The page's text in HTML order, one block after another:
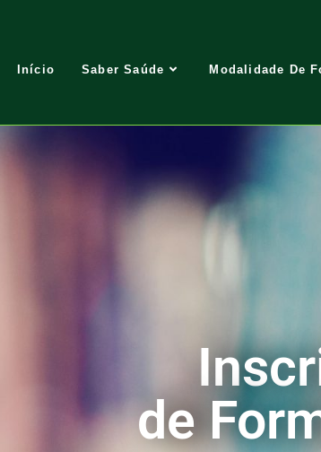
Início Saber Saúde Modalidade De
de